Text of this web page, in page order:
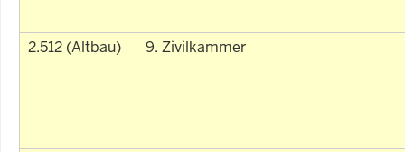
2.512 (Altbau) 9. Zivilkammer